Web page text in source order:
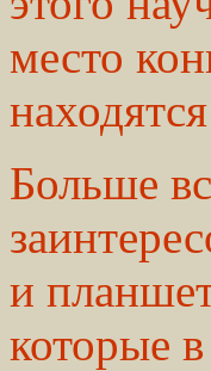
место
Больше
и
которые